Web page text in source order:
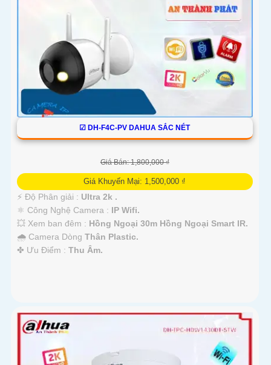
☑ DH-F4C-PV DAHUA SẮC NÉT
Giá Bán: 1,800,000 ₫
Giá Khuyến Mại: 1,500,000 ₫
️⚡ Độ Phân giải : Ultra 2k .
⚛️ Công Nghệ Camera : IP Wifi.
💥 Xem ban đêm : Hồng Ngoại 30m Hồng Ngoại Smart IR.
🌧️ Camera Dòng Thân Plastic.
️✤ Ưu Điểm : Thu Âm.